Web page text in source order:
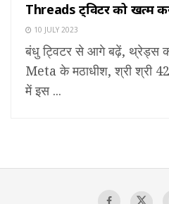
Threads ट्विटर को खत्म
10 JULY 2023
बंधु ट्विटर से आगे बढ़ें, थ्रेड्स
Meta के मठाधीश, श्री श्री
में इस ...